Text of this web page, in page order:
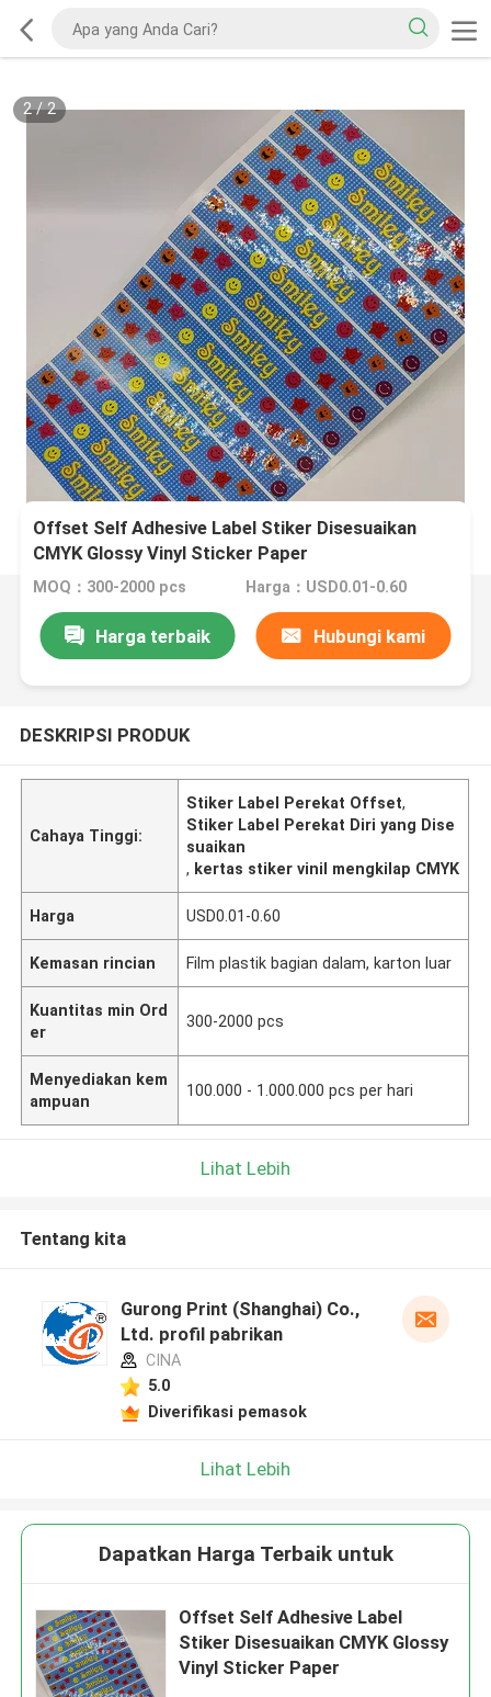
2/2
Offset Self Adhesive Label Stiker Disesuaikan
CMYK Glossy Vinyl Sticker Paper
MOQ：300-2000 pcs Harga：USD0.01-0.60
Harga terbaik Hubungi kami
DESKRIPSI PRODUK
Cahaya Tinggi:
Stiker Label Perekat Offset,
Stiker Label Perekat Diri yang Dise
suaikan
, kertas stiker vinil mengkilap CMYK
Harga USD0.01-0.60
Kemasan rincian Film plastik bagian dalam, karton luar
Kuantitas min Ord
er
300-2000 pcs
Menyediakan kem
ampuan
100.000 - 1.000.000 pcs per hari
Lihat Lebih
Tentang kita
Gurong Print (Shanghai) Co.,
Ltd. profil pabrikan
CINA
5.0
Diverifikasi pemasok
Lihat Lebih
Dapatkan Harga Terbaik untuk
Offset Self Adhesive Label
Stiker Disesuaikan CMYK Glossy
Vinyl Sticker Paper